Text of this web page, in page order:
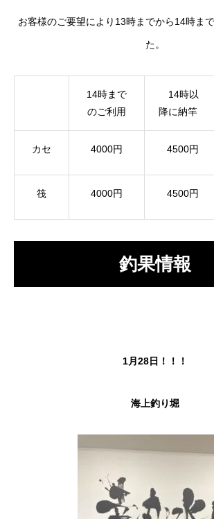
お客様のご要望により13時までから14時ま
た。
14時まで
のご利用
14時以
降に納竿
カセ 4000円 4500円
筏 4000円 4500円
釣果情報
1月28日！！！
海上釣り堀